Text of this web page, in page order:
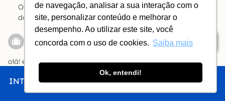
de navegação, analisar a sua interação com o
site, personalizar conteúdo e melhorar o
desempenho. Ao utilizar este site, você
concorda com o uso de cookies. Saiba mais
Ok, entendi!
INTRO CHEGAR FICAR COMER FAZER
Índice
Olá, André! É uma promoção. Melhor ter a supresa positiva
do que a negativa.
Responder
olá! essa informação à seguir: “Na linha A01 St-Denis
Université-Beauvais (em qualquer sentido), a passagem não
tem horário marcado. Vale por 12 meses a partir da data de
compra.” ainda é válida? mesmo que na hora da compra